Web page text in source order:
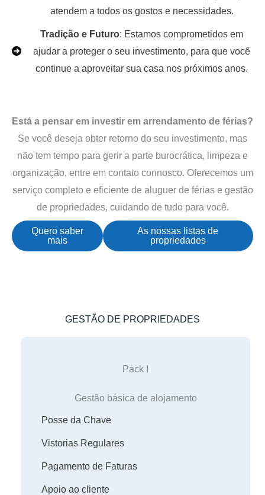
atendem a todos os gostos e necessidades.
Tradição e Futuro: Estamos comprometidos em
ajudar a proteger o seu investimento, para que você
continue a aproveitar sua casa nos próximos anos.
Está a pensar em investir em arrendamento de férias?
Se você deseja obter retorno do seu investimento, mas
não tem tempo para gerir a parte burocrática, limpeza e
organização, entre em contato connosco. Oferecemos um
serviço completo e eficiente de aluguer de férias e gestão
de propriedades, cuidando de tudo para você.
Quero saber
mais
As nossas listas de
propriedades
GESTÃO DE PROPRIEDADES
Pack I
Gestão básica de alojamento
Posse da Chave
Vistorias Regulares
Pagamento de Faturas
Apoio ao cliente